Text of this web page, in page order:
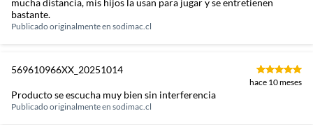
mucha distancia, mis hijos la usan para jugar y se entretienen
bastante.
Publicado originalmente en sodimac.cl
569610966XX_20251014
hace 10 meses
Producto se escucha muy bien sin interferencia
Publicado originalmente en sodimac.cl